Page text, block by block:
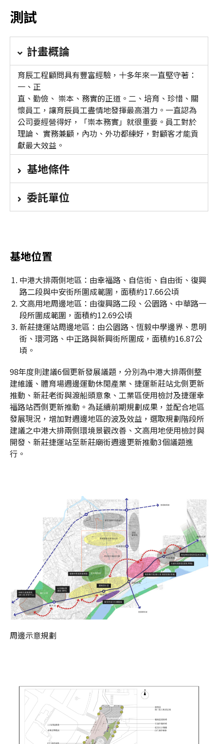
測試
計畫概論
育辰工程顧問具有豐富經驗，十多年來一直堅守著：
一、正
直、勤儉、 崇本、務實的正道。二、培育、珍惜、關
懷員工，讓育辰員工盡情地發揮最高潛力。一直認為
公司要經營得好，「崇本務實」就很重要。員工對於
理論、 實務兼顧，內功、外功都練好，對顧客才能貢
獻最大效益。
基地條件
委託單位
基地位置
中港大排兩側地區：由幸福路、自信街、自由街、復興
路二段與中安街所圍成範圍，面積約17.66公頃
文高用地周邊地區：由復興路二段、公園路、中華路一
段所圍成範圍，面積約12.69公頃
新莊捷運站周邊地區：由公園路、恆毅中學邊界、思明
街、環河路、中正路與新興街所圍成，面積約16.87公
頃。
98年度則建議6個更新發展議題，分別為中港大排兩側整
建維護、體育場週邊運動休閒產業、捷運新莊站北側更新
推動、新莊老街與渡船頭意象、工業區使用檢討及捷運幸
福路站西側更新推動。為延續前期規劃成果，並配合地區
發展現況，增加對週邊地區的波及效益，選取規劃階段所
建議之中港大排兩側環境景觀改善、文高用地使用檢討與
開發、新莊捷運站至新莊廟街週邊更新推動3個議題進
行。
周邊示意規劃